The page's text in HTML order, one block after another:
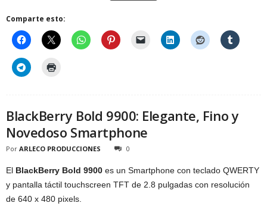
Comparte esto:
BlackBerry Bold 9900: Elegante, Fino y
Novedoso Smartphone
Por ARLECO PRODUCCIONES 0
El BlackBerry Bold 9900 es un Smartphone con teclado QWERTY
y pantalla táctil touchscreen TFT de 2.8 pulgadas con resolución
de 640 x 480 pixels.